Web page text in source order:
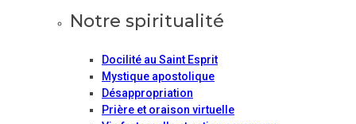
Notre spiritualité
Docilité au Saint Esprit
Mystique apostolique
Désappropriation
Prière et oraison virtuelle